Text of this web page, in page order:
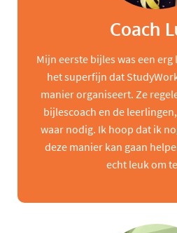
Coach
Mijn eerste bijles was een
het superfijn dat
manier organiseert. Ze
bijlescoach en de
waar nodig. Ik hoop dat ik
deze manier kan gaan
echt leuk om